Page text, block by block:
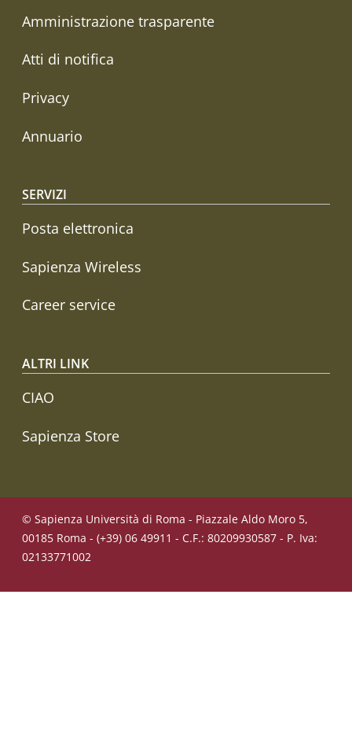
Amministrazione trasparente
Atti di notifica
Privacy
Annuario
SERVIZI
Posta elettronica
Sapienza Wireless
Career service
ALTRI LINK
CIAO
Sapienza Store
© Sapienza Università di Roma - Piazzale Aldo Moro 5,
00185 Roma - (+39) 06 49911 - C.F.: 80209930587 - P. Iva:
02133771002